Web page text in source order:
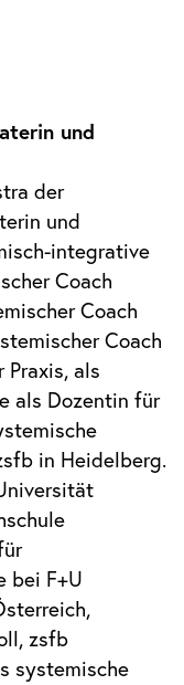
und
der
und
integrative
Coach
Coach
Coach
als
als Dozentin für
in Heidelberg.
bei F+U
zsfb
systemische